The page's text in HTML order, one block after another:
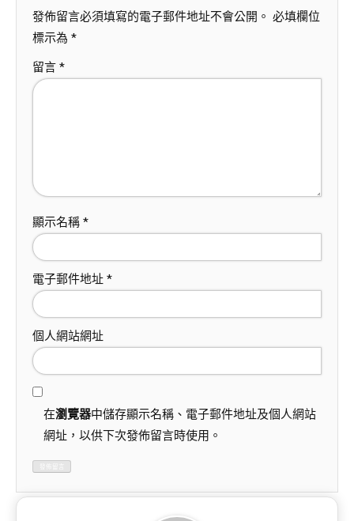
發佈留言必須填寫的電子郵件地址不會公開。 必填欄位
標示為 *
留言 *
顯示名稱 *
電子郵件地址 *
個人網站網址
在瀏覽器中儲存顯示名稱、電子郵件地址及個人網站
網址，以供下次發佈留言時使用。